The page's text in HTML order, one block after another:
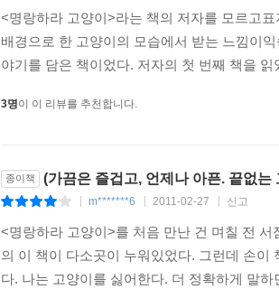
<명랑하라 고양이>라는 책의 저자를 모르고
배경으로 한 고양이의 모습에서 받는 느낌이
야기를 담은 책이었다. 저자의 첫 번째 책을
3명이 이 리뷰를 추천합니다.
종이책 (가끔은 즐겁고, 언제나 아픈. 끝없
m*******6 2011-02-27 신고
<명랑하라 고양이>를 처음 만난 건 며칠 전
의 이 책이 다소곳이 누워있었다. 그런데 손
다. 나는 고양이를 싫어한다. 더 정확하게 말